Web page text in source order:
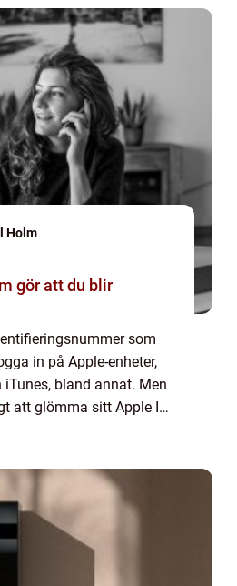
Holm
gör att du blir
som
in på Apple-enheter,
iTunes, bland annat. Men
att glömma sitt Apple ID-